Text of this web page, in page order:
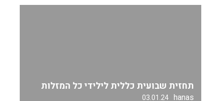
תחזית שבועית כללית לילידי כל המזלות
hanas
03.01.24